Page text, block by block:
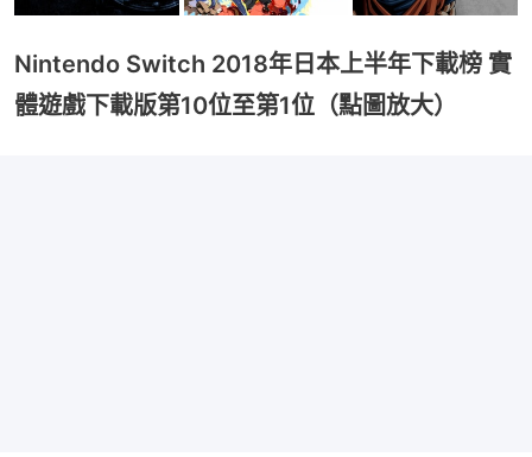
Nintendo Switch 2018年日本上半年下載榜 實
體遊戲下載版第10位至第1位（點圖放大）